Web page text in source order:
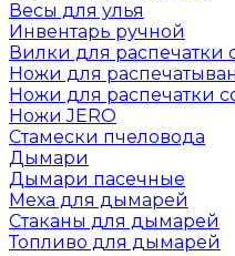
Весы для улья
Инвентарь ручной
Вилки для распечатки
Ножи для
Ножи для распечатки
Ножи JERO
Стамески пчеловода
Дымари
Дымари пасечные
Меха для дымарей
Стаканы для дымарей
Топливо для дымарей